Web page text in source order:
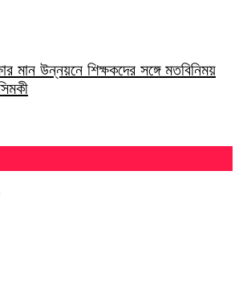
মান উন্নয়নে শিক্ষকদের সঙ্গে মতবিনিময়